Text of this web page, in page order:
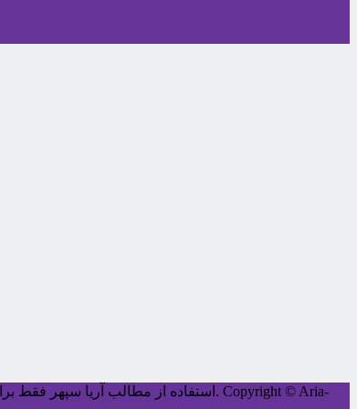
استفاده از مطالب آریا سپهر فقط کليه حقوق اين سايت متعلق به آریا سپهر می‌باشد. Copyright © Aria-